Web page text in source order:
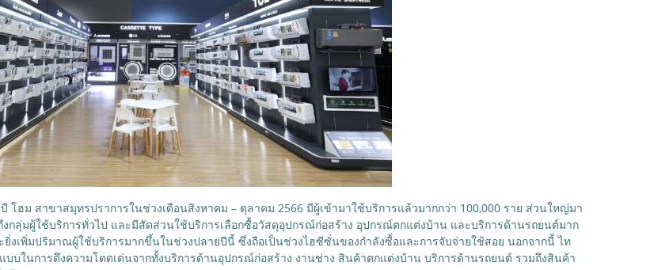
โฮม สาขาสมุทรปราการในช่วงเดือนสิงหาคม – ตุลาคม 2566 มีผู้เข้ามาใช้บริการแล้วมากกว่า 100,000 ราย ส่วนใหญ่มา
กลุ่มผู้ใช้บริการทั่วไป และมีสัดส่วนใช้บริการเลือกซื้อวัสดุอุปกรณ์ก่อสร้าง อุปกรณ์ตกแต่งบ้าน และบริการด้านรถยนต์มาก
ยิ่งเพิ่มปริมาณผู้ใช้บริการมากขึ้นในช่วงปลายปีนี้ ซึ่งถือเป็นช่วงไฮซีซั่นของกำลังซื้อและการจับจ่ายใช้สอย นอกจากนี้ ไท
บบในการดึงความโดดเด่นจากทั้งบริการด้านอุปกรณ์ก่อสร้าง งานช่าง สินค้าตกแต่งบ้าน บริการด้านรถยนต์ รวมถึงสินค้า